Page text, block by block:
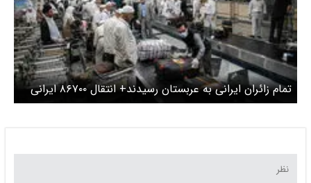
تمام زائران ایرانی به عربستان رسیدند+ انتقال ۸۶۷۰۰ ایرانی